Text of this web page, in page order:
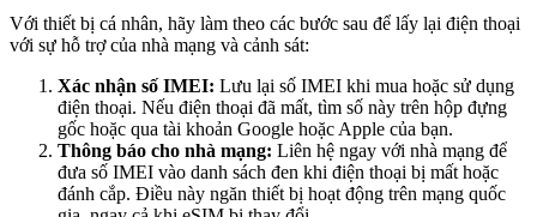
Với thiết bị cá nhân, hãy làm theo các bước sau để lấy lại điện thoại
với sự hỗ trợ của nhà mạng và cảnh sát:
Xác nhận số IMEI: Lưu lại số IMEI khi mua hoặc sử dụng
điện thoại. Nếu điện thoại đã mất, tìm số này trên hộp đựng
gốc hoặc qua tài khoản Google hoặc Apple của bạn.
Thông báo cho nhà mạng: Liên hệ ngay với nhà mạng để
đưa số IMEI vào danh sách đen khi điện thoại bị mất hoặc
đánh cắp. Điều này ngăn thiết bị hoạt động trên mạng quốc